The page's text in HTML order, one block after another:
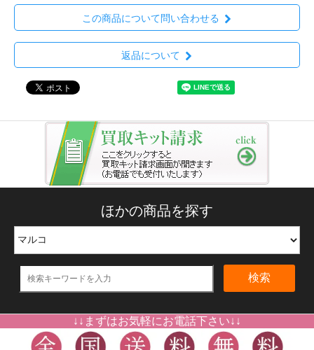
この商品について問い合わせる
返品について
ほかの商品を探す
検索
↓↓まずはお気軽にお電話下さい↓↓